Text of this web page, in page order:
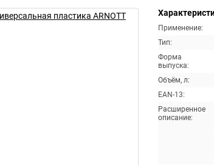
Применение:
Тип:
Форма
выпуска:
Объём, л:
EAN-13:
Расширенное
описание: